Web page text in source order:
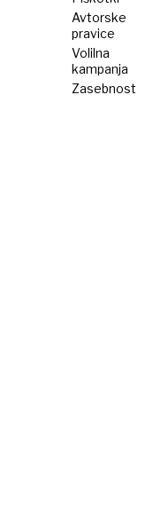
Avtorske
pravice
Volilna
kampanja
Zasebnost